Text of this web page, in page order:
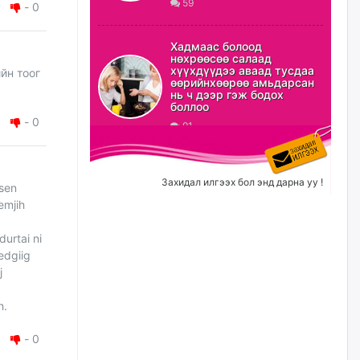
- 0
тоог
- 0
ni
- 0
ХЗДХ-ын сайд С.Амарсайхан:
Авлигаар авсан хөрөнгийг
хурааж, нийгмийн сайн
сайхны хөгжилд зориулах
бөгөөд үүнийг хэд хэдэн эрх
бүхий байгууллагаас санал авна
өчигдѳр
Шатахууныг олдож байгаа
газраас нь л авч байна. Үнэ
тарифаас илүү хангамж дээр
анхаарч байна
59
Хадмаас болоод
нөхрөөсөө салаад
хүүхдүүдээ аваад тусдаа
өөрийнхөөрөө амьдарсан
нь ч дээр гэж бодох
боллоо
91
Захидал илгээх бол энд дарна уу !